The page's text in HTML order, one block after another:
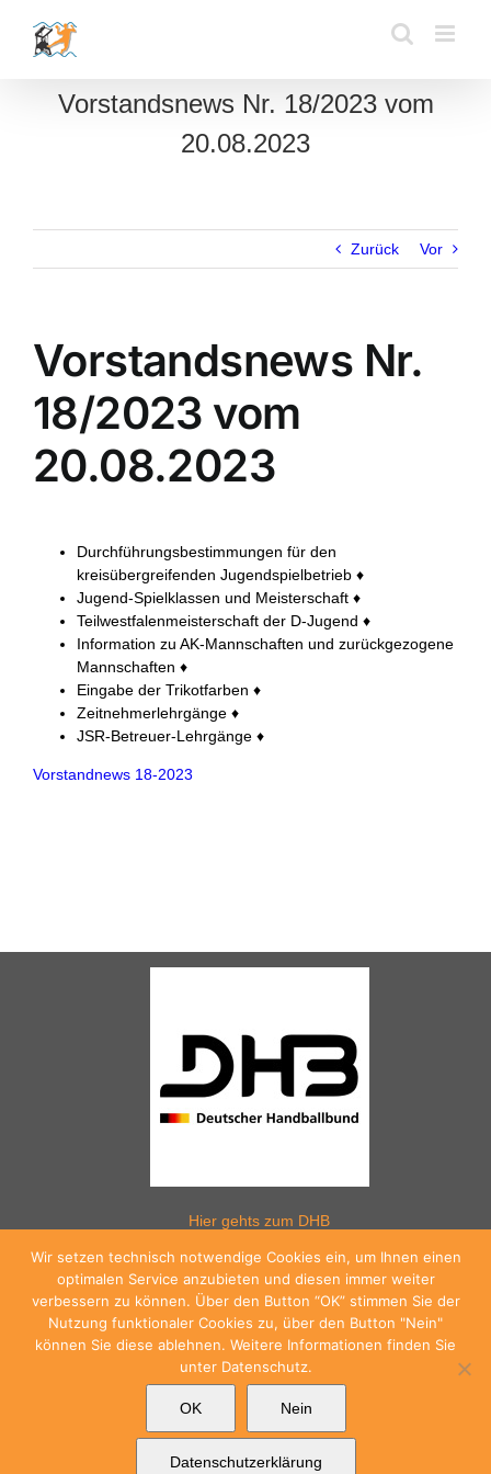
Inhalt
springen
Vorstandsnews Nr. 18/2023 vom
20.08.2023
Zurück Vor
Vorstandsnews Nr.
18/2023 vom
20.08.2023
Durchführungsbestimmungen für den
kreisübergreifenden Jugendspielbetrieb ♦
Jugend-Spielklassen und Meisterschaft ♦
Teilwestfalenmeisterschaft der D-Jugend ♦
Information zu AK-Mannschaften und zurückgezogene
Mannschaften ♦
Eingabe der Trikotfarben ♦
Zeitnehmerlehrgänge ♦
JSR-Betreuer-Lehrgänge ♦
Vorstandnews 18-2023
Hier gehts zum DHB
Hier gehts zum HV Westfalen
Wir setzen technisch notwendige Cookies ein, um Ihnen einen
optimalen Service anzubieten und diesen immer weiter
verbessern zu können. Über den Button “OK” stimmen Sie der
Nutzung funktionaler Cookies zu, über den Button "Nein"
können Sie diese ablehnen. Weitere Informationen finden Sie
unter Datenschutz.
OK Nein
Datenschutzerklärung